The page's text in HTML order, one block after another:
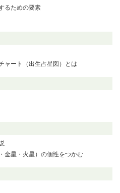
るための要素
ャート（出生占星図）とは
金星・火星）の個性をつかむ